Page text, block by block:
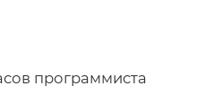
программиста